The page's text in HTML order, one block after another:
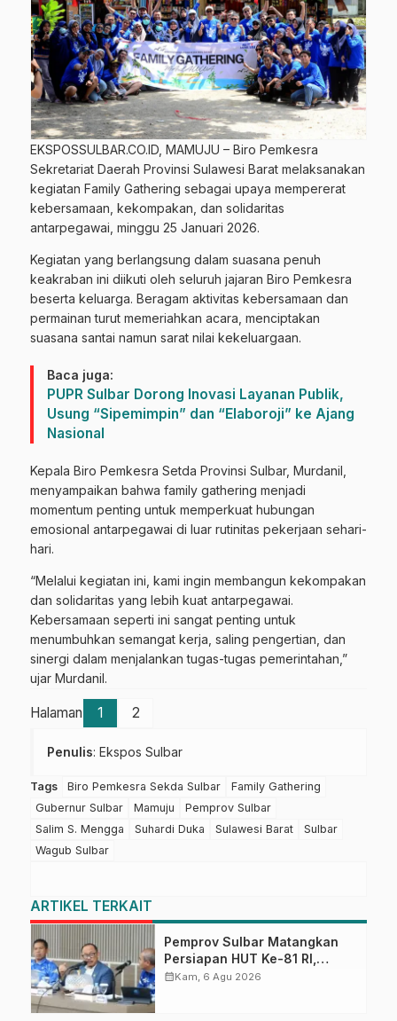
EKSPOSSULBAR.CO.ID, MAMUJU – Biro Pemkesra
Sekretariat Daerah Provinsi Sulawesi Barat melaksanakan
kegiatan Family Gathering sebagai upaya mempererat
kebersamaan, kekompakan, dan solidaritas
antarpegawai, minggu 25 Januari 2026.
Kegiatan yang berlangsung dalam suasana penuh
keakraban ini diikuti oleh seluruh jajaran Biro Pemkesra
beserta keluarga. Beragam aktivitas kebersamaan dan
permainan turut memeriahkan acara, menciptakan
suasana santai namun sarat nilai kekeluargaan.
Baca juga:
PUPR Sulbar Dorong Inovasi Layanan Publik,
Usung “Sipemimpin” dan “Elaboroji” ke Ajang
Nasional
Kepala Biro Pemkesra Setda Provinsi Sulbar, Murdanil,
menyampaikan bahwa family gathering menjadi
momentum penting untuk memperkuat hubungan
emosional antarpegawai di luar rutinitas pekerjaan sehari-
hari.
“Melalui kegiatan ini, kami ingin membangun kekompakan
dan solidaritas yang lebih kuat antarpegawai.
Kebersamaan seperti ini sangat penting untuk
menumbuhkan semangat kerja, saling pengertian, dan
sinergi dalam menjalankan tugas-tugas pemerintahan,”
ujar Murdanil.
Halaman 1 2
Penulis: Ekspos Sulbar
Tags Biro Pemkesra Sekda Sulbar
Family Gathering
Gubernur Sulbar
Mamuju
Pemprov Sulbar
Salim S. Mengga
Suhardi Duka Sulawesi Barat
Sulbar
Wagub Sulbar
ARTIKEL TERKAIT
Pemprov Sulbar Matangkan
Persiapan HUT Ke-81 RI,
Puncak Upacara di Lapangan
calendar_monthKam, 6 Agu 2026